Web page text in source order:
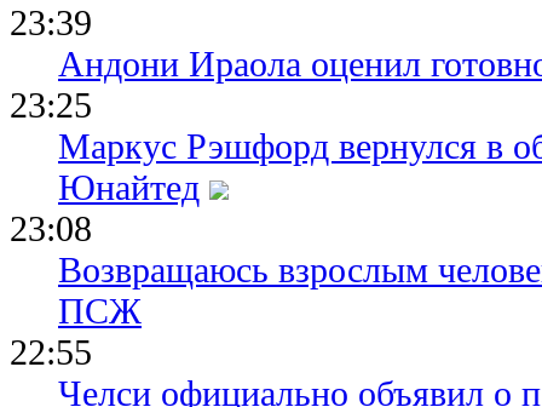
23:39
Андони Ираола оценил
23:25
Маркус Рэшфорд вернулся в
Юнайтед
23:08
Возвращаюсь взрослым
ПСЖ
22:55
Челси официально объявил о